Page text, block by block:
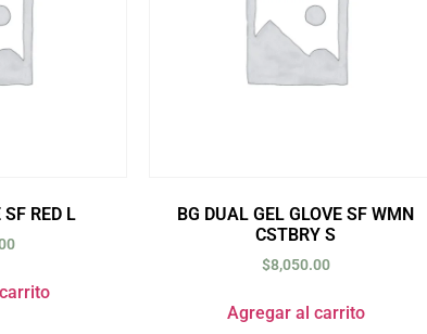
SF RED L
BG DUAL GEL GLOVE SF WMN
CSTBRY S
$8,050.00
Agregar al carrito